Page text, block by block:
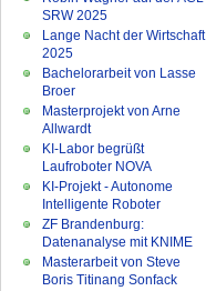
SRW 2025
Lange Nacht der Wirtschaft
2025
Bachelorarbeit von Lasse
Broer
Masterprojekt von Arne
Allwardt
KI-Labor begrüßt
Laufroboter NOVA
KI-Projekt - Autonome
Intelligente Roboter
ZF Brandenburg:
Datenanalyse mit KNIME
Masterarbeit von Steve
Boris Titinang Sonfack